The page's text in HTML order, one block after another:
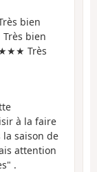
bien
bien
Très
à la faire
la saison de
attention
.